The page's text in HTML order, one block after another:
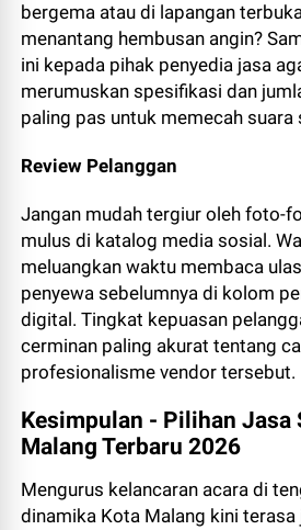
bergema atau di lapangan
menantang hembusan angin?
ini kepada pihak penyedia jasa
merumuskan spesifikasi dan
paling pas untuk memecah suara
Review Pelanggan
Jangan mudah tergiur oleh foto-
mulus di katalog media sosial.
meluangkan waktu membaca
penyewa sebelumnya di kolom
digital. Tingkat kepuasan
cerminan paling akurat tentang
profesionalisme vendor tersebut.
Kesimpulan - Pilihan Jasa
Malang Terbaru 2026
Mengurus kelancaran acara di
dinamika Kota Malang kini terasa